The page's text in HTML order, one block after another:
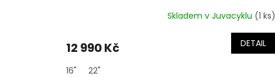
Skladem v Juvacyklu (1 ks)
12 990 Kč DETAIL
16" 22"